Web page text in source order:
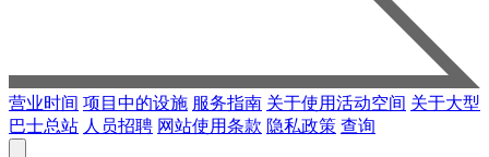
营业时间 项目中的设施 服务指南 关于使用活动空间 关于大型
巴士总站 人员招聘 网站使用条款 隐私政策 查询